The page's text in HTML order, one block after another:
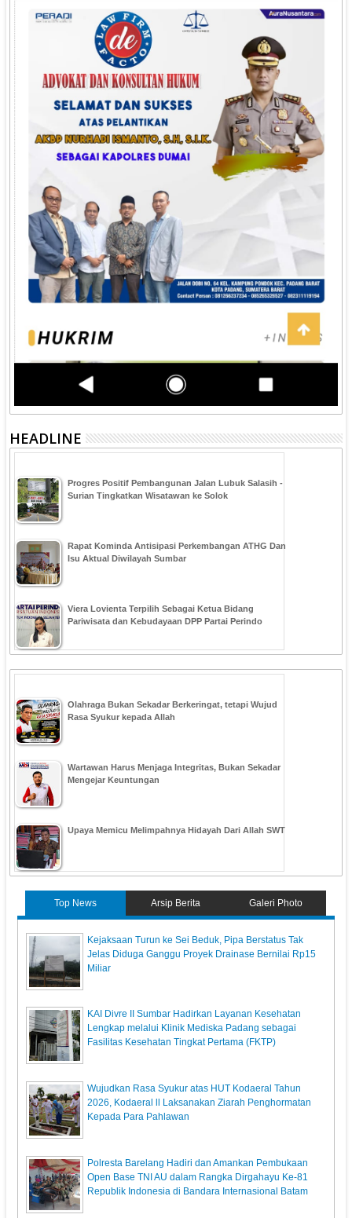
HEADLINE
Progres Positif Pembangunan Jalan Lubuk Salasih -
Surian Tingkatkan Wisatawan ke Solok
Rapat Kominda Antisipasi Perkembangan ATHG Dan
Isu Aktual Diwilayah Sumbar
Viera Lovienta Terpilih Sebagai Ketua Bidang
Pariwisata dan Kebudayaan DPP Partai Perindo
Olahraga Bukan Sekadar Berkeringat, tetapi Wujud
Rasa Syukur kepada Allah
Wartawan Harus Menjaga Integritas, Bukan Sekadar
Mengejar Keuntungan
Upaya Memicu Melimpahnya Hidayah Dari Allah SWT
Top News Arsip Berita Galeri Photo
Kejaksaan Turun ke Sei Beduk, Pipa Berstatus Tak
Jelas Diduga Ganggu Proyek Drainase Bernilai Rp15
Miliar
KAI Divre II Sumbar Hadirkan Layanan Kesehatan
Lengkap melalui Klinik Mediska Padang sebagai
Fasilitas Kesehatan Tingkat Pertama (FKTP)
Wujudkan Rasa Syukur atas HUT Kodaeral Tahun
2026, Kodaeral ll Laksanakan Ziarah Penghormatan
Kepada Para Pahlawan
Polresta Barelang Hadiri dan Amankan Pembukaan
Open Base TNI AU dalam Rangka Dirgahayu Ke-81
Republik Indonesia di Bandara Internasional Batam